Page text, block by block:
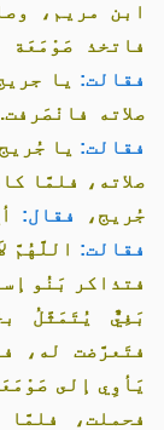
ابن مريم،
فاتخذ صَوْمَعَة
فقالت: يا
صلاته
فقالت: يا
صلاته، فلمَّا
جُريج،
فقال:
فقالت: اللَّهُمَّ
فتذاكر بَنُو
بَغِيٌّ يُتَمَثَّلُ
فتَعرَّضت له،
يَأوِي إلى
فحملت، فلمَّا